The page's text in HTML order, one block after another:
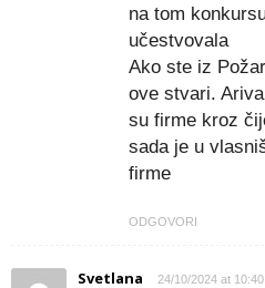
na tom
učestvovala
Ako ste iz
ove stvari.
su firme kroz
sada je u
firme
ODGOVORI
Svetlana 24/10/2024 at 10:40